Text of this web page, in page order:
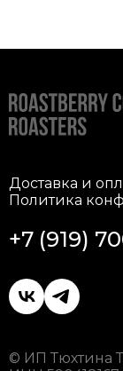
Доставка и
Политика
+7 (919)
© ИП Тюхтина